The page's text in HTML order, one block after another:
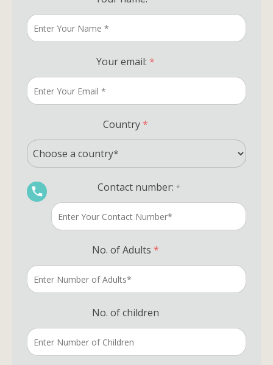
Your email: *
Country*
Contact number: *
No. of Adults *
No. of children